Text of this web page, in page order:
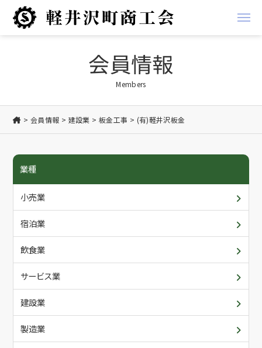
金融
労務
創業支援
共済
商工会からのお知らせ
会員からのお知らせ
商工会について
概要・アクセス/ご利用案内
入会について
青年部・女性部
委員会・各支部の活動
関係団体
会員情報
各種書類ダウンロード
入会について
メールでお問合せ
会員情報
Members
会員情報 建設業 板金工事 (有)軽井沢板金
業種
小売業
宿泊業
飲食業
サービス業
建設業
製造業